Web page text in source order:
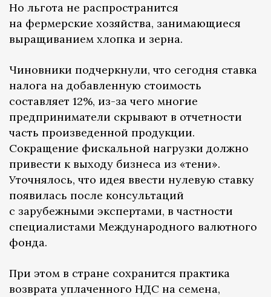
Но льгота не распространится
на фермерские хозяйства, занимающиеся
выращиванием хлопка и зерна.
Чиновники подчеркнули, что сегодня ставка
налога на добавленную стоимость
составляет 12%, из-за чего многие
предприниматели скрывают в отчетности
часть произведенной продукции.
Сокращение фискальной нагрузки должно
привести к выходу бизнеса из «тени».
Уточнялось, что идея ввести нулевую ставку
появилась после консультаций
с зарубежными экспертами, в частности
специалистами Международного валютного
фонда.
При этом в стране сохранится практика
возврата уплаченного НДС на семена,